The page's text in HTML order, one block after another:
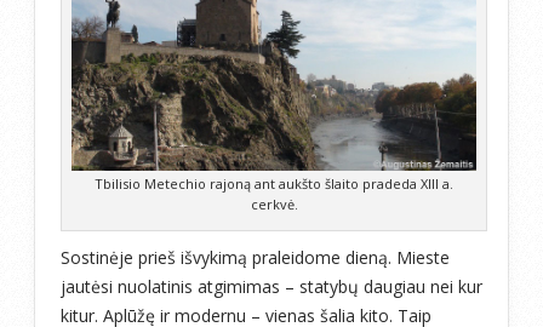
Tbilisio Metechio rajoną ant aukšto šlaito pradeda XIII a.
cerkvė.
Sostinėje prieš išvykimą praleidome dieną. Mieste
jautėsi nuolatinis atgimimas – statybų daugiau nei kur
kitur. Aplūžę ir modernu – vienas šalia kito. Taip